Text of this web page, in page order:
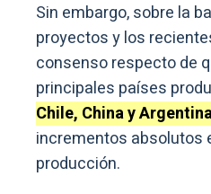
Sin embargo, sobre la
proyectos y los
consenso respecto de
principales países
Chile, China y
incrementos absolutos
producción.